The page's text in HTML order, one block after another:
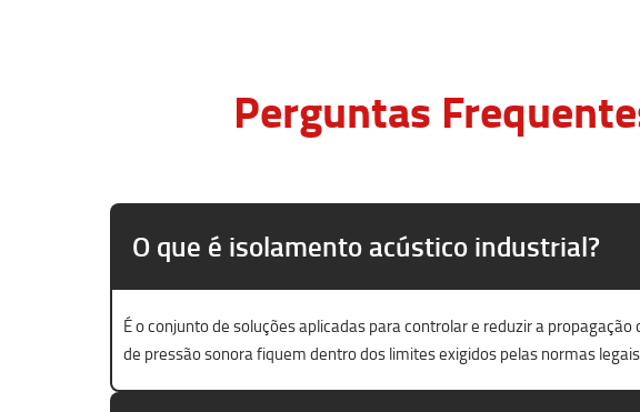
Perguntas
O que é isolamento acústico industrial?
É o conjunto de soluções aplicadas para controlar e reduzir a
de pressão sonora fiquem dentro dos limites exigidos pelas normas